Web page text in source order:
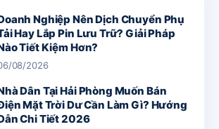
Nghiệp Nên Dịch Chuyển Phụ
Hay Lắp Pin Lưu Trữ? Giải Pháp
Tiết Kiệm Hơn?
08/2026
Dân Tại Hải Phòng Muốn Bán
Mặt Trời Dư Cần Làm Gì? Hướng
Chi Tiết 2026